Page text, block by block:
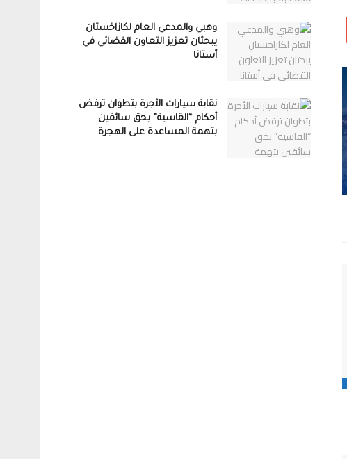
وهبي والمدعي العام لكازاخستان
يبحثان تعزيز التعاون القضائي في
أستانا
نقابة سيارات الأجرة بتطوان ترفض
أحكام “القاسية” بحق سائقين
بتهمة المساعدة على الهجرة